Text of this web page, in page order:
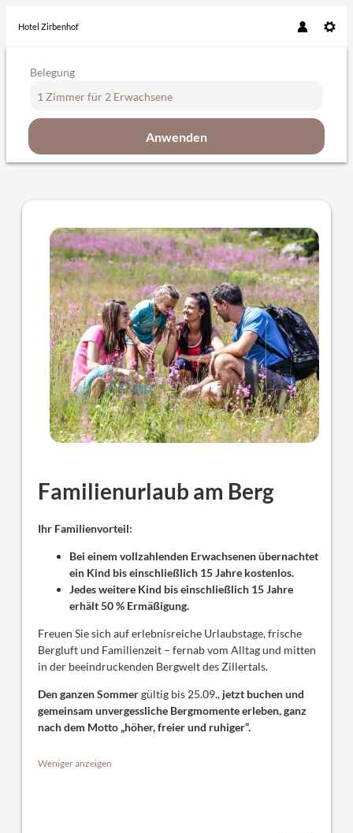
Belegung
1 Zimmerfür 2 Erwachsene
Anwenden
Hotel Zirbenhof
Angebotsdetails für
Familienurlaub am Berg
Ihr Familienvorteil:
Bei einem vollzahlenden Erwachsenen übernachtet
ein Kind bis einschließlich 15 Jahre kostenlos.
Jedes weitere Kind bis einschließlich 15 Jahre
erhält 50 % Ermäßigung.
Freuen Sie sich auf erlebnisreiche Urlaubstage, frische
Bergluft und Familienzeit – fernab vom Alltag und mitten
in der beeindruckenden Bergwelt des Zillertals.
Den ganzen Sommergültig bis 25.09., jetzt buchen und
gemeinsam unvergessliche Bergmomente erleben, ganz
nach dem Motto „höher, freier und ruhiger“.
Weniger anzeigen